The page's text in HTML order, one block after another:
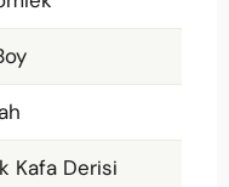
Kafa Derisi